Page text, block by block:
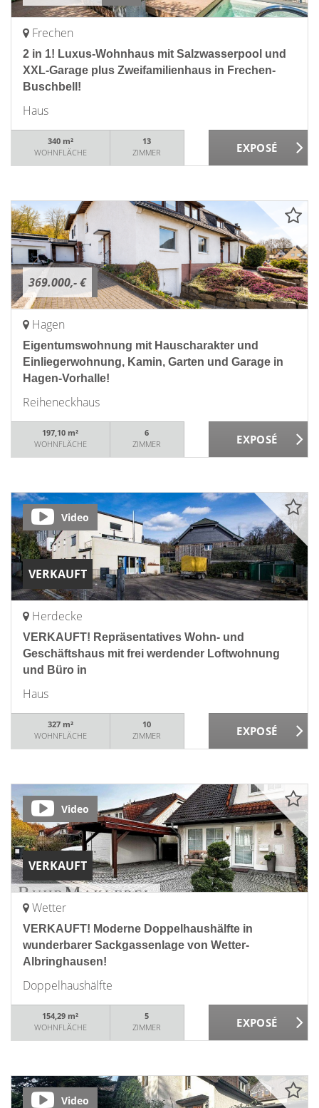
Frechen
2 in 1! Luxus-Wohnhaus mit Salzwasserpool und
XXL-Garage plus Zweifamilienhaus in Frechen-
Buschbell!
Haus
340 m²
WOHNFLÄCHE
13
ZIMMER
369.000,- €
Hagen
Eigentumswohnung mit Hauscharakter und
Einliegerwohnung, Kamin, Garten und Garage in
Hagen-Vorhalle!
Reiheneckhaus
197,10 m²
WOHNFLÄCHE
6
ZIMMER
VERKAUFT
Video
Herdecke
VERKAUFT! Repräsentatives Wohn- und
Geschäftshaus mit frei werdender Loftwohnung
und Büro in
Haus
327 m²
WOHNFLÄCHE
10
ZIMMER
VERKAUFT
Video
Wetter
VERKAUFT! Moderne Doppelhaushälfte in
wunderbarer Sackgassenlage von Wetter-
Albringhausen!
Doppelhaushälfte
154,29 m²
WOHNFLÄCHE
5
ZIMMER
Video